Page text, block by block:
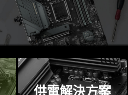
供電解決方案